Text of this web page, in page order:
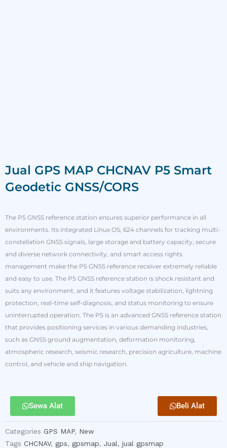
Jual GPS MAP CHCNAV P5 Smart
Geodetic GNSS/CORS
The P5 GNSS reference station ensures superior performance in all
environments. Its integrated Linux OS, 624 channels for tracking multi-
constellation GNSS signals, large storage and battery capacity, secure
and diverse network connectivity, and smart access rights
management make the P5 GNSS reference receiver extremely reliable
and easy to use. The P5 GNSS reference station is shock resistant and
suits any environment, and it features voltage stabilization, lightning
protection, real-time self-diagnosis, and status monitoring to ensure
uninterrupted operation. The P5 is an advanced GNSS reference station
that provides positioning services in various demanding industries,
such as GNSS ground augmentation, deformation monitoring,
atmospheric research, seismic research, precision agriculture, machine
control, and vehicle and ship navigation.
Sewa Alat Beli Alat
Categories GPS MAP, New
Tags CHCNAV, gps, gpsmap, Jual, jual gpsmap